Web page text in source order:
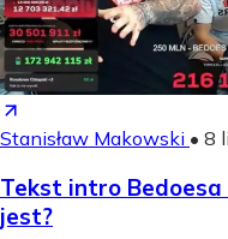
Stanisław Makowski • 8
Tekst intro
jest?